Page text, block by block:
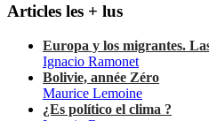
Articles les + lus
Europa y los migrantes.
Ignacio Ramonet
Bolivie, année Zéro
Maurice Lemoine
¿Es político el clima ?